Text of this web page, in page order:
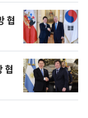
협
협